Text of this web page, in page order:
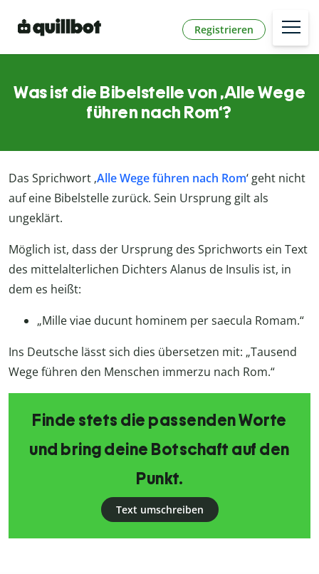
Registrieren
Was ist die Bibelstelle von ‚Alle Wege
führen nach Rom‘?
Das Sprichwort ‚Alle Wege führen nach Rom‘ geht nicht
auf eine Bibelstelle zurück. Sein Ursprung gilt als
ungeklärt.
Möglich ist, dass der Ursprung des Sprichworts ein Text
des mittelalterlichen Dichters Alanus de Insulis ist, in
dem es heißt:
„Mille viae ducunt hominem per saecula Romam.“
Ins Deutsche lässt sich dies übersetzen mit: „Tausend
Wege führen den Menschen immerzu nach Rom.“
Finde stets die passenden Worte
und bring deine Botschaft auf den
Punkt.
Text umschreiben